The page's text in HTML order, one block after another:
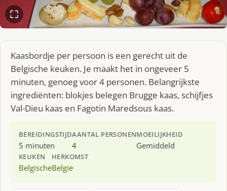
Kaasbordje per persoon is een gerecht uit de
Belgische keuken. Je maakt het in ongeveer 5
minuten, genoeg voor 4 personen. Belangrijkste
ingrediënten: blokjes belegen Brugge kaas, schijfjes
Val-Dieu kaas en Fagotin Maredsous kaas.
BEREIDINGSTIJD
5 minuten
AANTAL PERSONEN
4
MOEILIJKHEID
Gemiddeld
KEUKEN
Belgische
HERKOMST
Belgie